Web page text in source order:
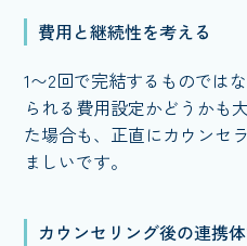
費用と継続性を考える
1〜2回で完結するものでは
られる費用設定かどうかも
た場合も、正直にカウンセ
ましいです。
カウンセリング後の連携